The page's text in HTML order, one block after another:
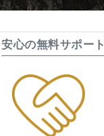
安心の無料サポート